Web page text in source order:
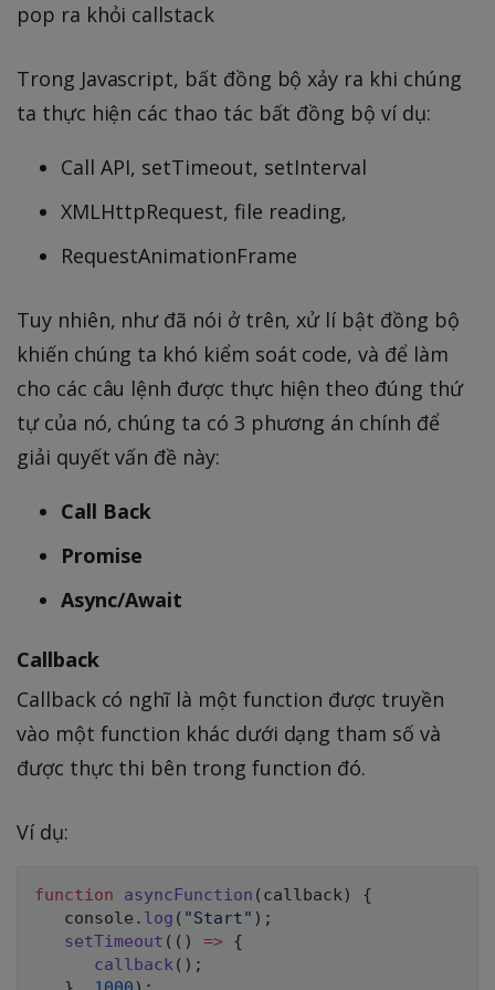
pop ra khỏi callstack
Trong Javascript, bất đồng bộ xảy ra khi chúng
ta thực hiện các thao tác bất đồng bộ ví dụ:
Call API, setTimeout, setInterval
XMLHttpRequest, file reading,
RequestAnimationFrame
Tuy nhiên, như đã nói ở trên, xử lí bật đồng bộ
khiến chúng ta khó kiểm soát code, và để làm
cho các câu lệnh được thực hiện theo đúng thứ
tự của nó, chúng ta có 3 phương án chính để
giải quyết vấn đề này:
Call Back
Promise
Async/Await
Callback
Callback có nghĩ là một function được truyền
vào một function khác dưới dạng tham số và
được thực thi bên trong function đó.
Ví dụ:
function asyncFunction ( callback)
{
   console
. log ( "Start" ) ;
setTimeout ( ( ) => {
callback( ) ;